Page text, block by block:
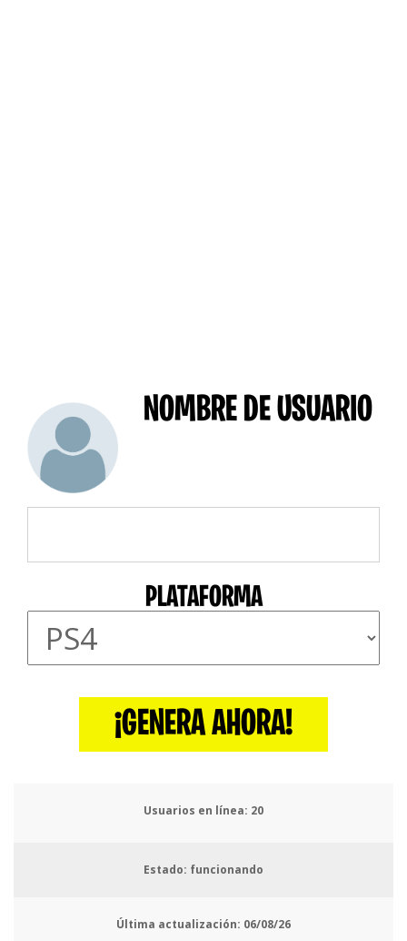
NOMBRE DE USUARIO
PLATAFORMA
¡GENERA AHORA!
Usuarios en línea: 24
Estado: funcionando
Última actualización: 06/08/26